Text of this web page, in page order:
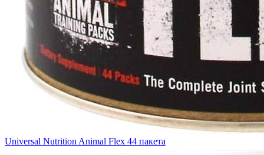
Universal Nutrition Animal Flex 44 пакета